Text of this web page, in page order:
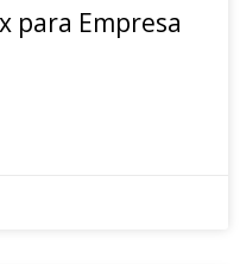
para Empresa